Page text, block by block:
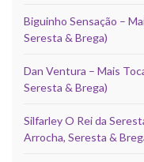
Biguinho Sensação –
Seresta & Brega)
Dan Ventura – Mais
Seresta & Brega)
Silfarley O Rei da
Arrocha, Seresta &